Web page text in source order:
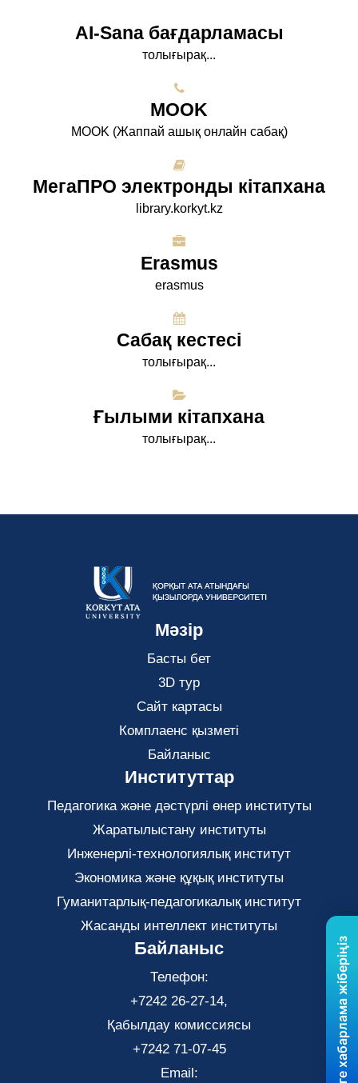
AI-Sana бағдарламасы
толығырақ...
МООK
МООK (Жаппай ашық онлайн сабақ)
МегаПРО электронды кітапхана
library.korkyt.kz
Erasmus
erasmus
Сабақ кестесі
толығырақ...
Ғылыми кітапхана
толығырақ...
Мәзір
Басты бет
3D тур
Сайт картасы
Комплаенс қызметі
Байланыс
Институттар
Педагогика және дәстүрлі өнер институты
Жаратылыстану институты
Инженерлі-технологиялық институт
Экономика және құқық институты
Гуманитарлық-педагогикалық институт
Жасанды интеллект институты
Байланыс
Телефон:
+7242 26-27-14,
Қабылдау комиссиясы
+7242 71-07-45
Email:
Бізге хабарлама жіберіңіз